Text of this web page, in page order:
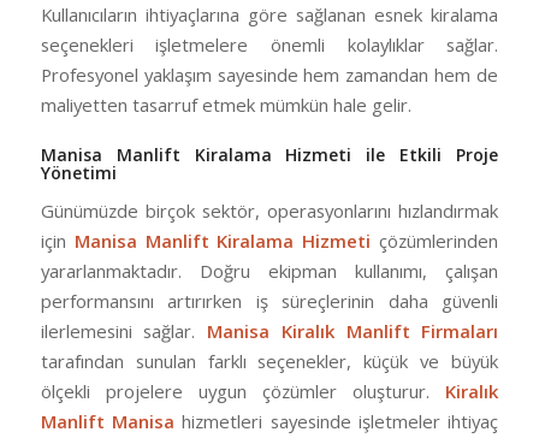
Kullanıcıların ihtiyaçlarına göre sağlanan esnek kiralama
seçenekleri işletmelere önemli kolaylıklar sağlar.
Profesyonel yaklaşım sayesinde hem zamandan hem de
maliyetten tasarruf etmek mümkün hale gelir.
Manisa Manlift Kiralama Hizmeti ile Etkili Proje
Yönetimi
Günümüzde birçok sektör, operasyonlarını hızlandırmak
için Manisa Manlift Kiralama Hizmeti çözümlerinden
yararlanmaktadır. Doğru ekipman kullanımı, çalışan
performansını artırırken iş süreçlerinin daha güvenli
ilerlemesini sağlar. Manisa Kiralık Manlift Firmaları
tarafından sunulan farklı seçenekler, küçük ve büyük
ölçekli projelere uygun çözümler oluşturur. Kiralık
Manlift Manisa hizmetleri sayesinde işletmeler ihtiyaç